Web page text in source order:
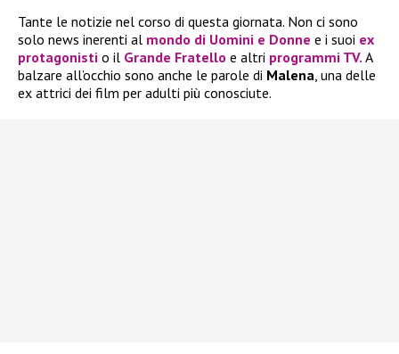
Tante le notizie nel corso di questa giornata. Non ci sono
solo news inerenti al mondo di Uomini e Donne e i suoi ex
protagonisti o il Grande Fratello e altri programmi TV. A
balzare all’occhio sono anche le parole di Malena, una delle
ex attrici dei film per adulti più conosciute.